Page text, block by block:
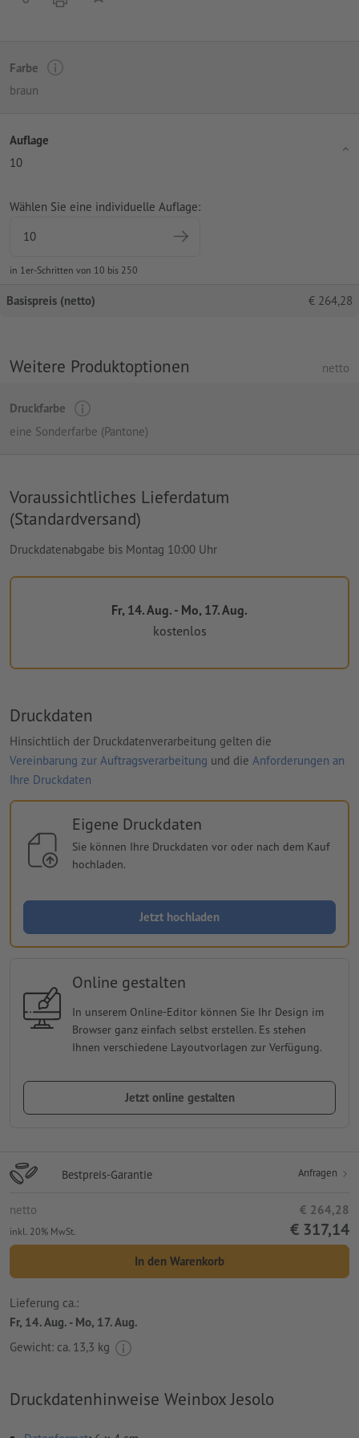
Farbe
braun
Auflage
10
Wählen Sie eine individuelle Auflage:
in 1er-Schritten von 10 bis 250
Basispreis (netto) € 264,28
Weitere Produktoptionen netto
Druckfarbe
eine Sonderfarbe (Pantone)
Voraussichtliches Lieferdatum
(Standardversand)
Druckdatenabgabe bis Montag 10:00 Uhr
Fr, 14. Aug. - Mo, 17. Aug.
kostenlos
Druckdaten
Hinsichtlich der Druckdatenverarbeitung gelten die
Vereinbarung zur Auftragsverarbeitung und die Anforderungen an
Ihre Druckdaten
Eigene Druckdaten
Sie können Ihre Druckdaten vor oder nach dem Kauf
hochladen.
Jetzt hochladen
Online gestalten
In unserem Online-Editor können Sie Ihr Design im
Browser ganz einfach selbst erstellen. Es stehen
Ihnen verschiedene Layoutvorlagen zur Verfügung.
Jetzt online gestalten
Bestpreis-Garantie Anfragen
netto € 264,28
inkl. 20% MwSt. € 317,14
In den Warenkorb
Lieferung ca.:
Fr, 14. Aug. - Mo, 17. Aug.
Gewicht: ca. 13,3 kg
Druckdatenhinweise Weinbox Jesolo